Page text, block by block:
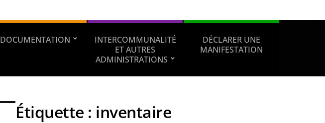
DOCUMENTATION
INTERCOMMUNALITÉ
ET AUTRES
ADMINISTRATIONS
DÉCLARER UNE
MANIFESTATION
Étiquette : inventaire